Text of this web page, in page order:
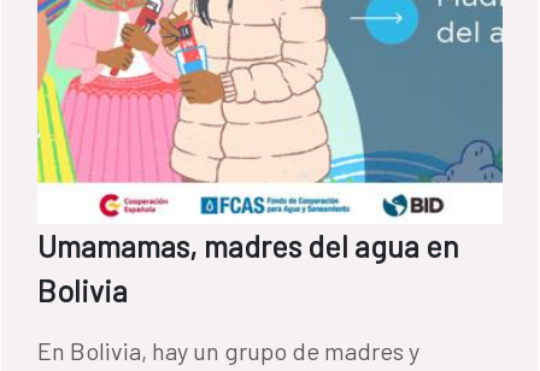
Umamamas, madres del agua en
Bolivia
En Bolivia, hay un grupo de madres y